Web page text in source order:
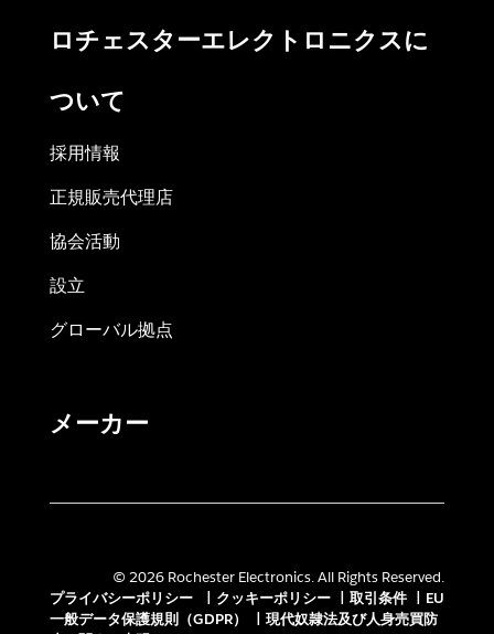
ロチェスターエレクトロニクスに
ついて
採用情報
正規販売代理店
協会活動
設立
グローバル拠点
メーカー
© 2026 Rochester Electronics. All Rights Reserved.
プライバシーポリシー
クッキーポリシー 取引条件
EU
一般データ保護規則（GDPR）
現代奴隷法及び人身売買防